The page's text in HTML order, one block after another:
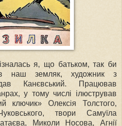
я, що батьком, так би
наш земляк, художник з
Канєвський. Працював
у тому числі ілюстрував
ключик» Олексія Толстого,
твори Самуїла
Миколи Носова, Агнії